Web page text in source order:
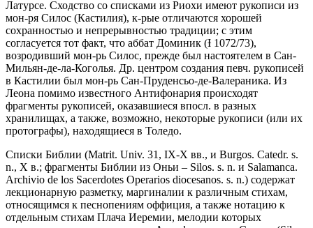
Латурсе. Сходство со списками из Риохи имеют рукописи из
мон-ря Силос (Кастилия), к-рые отличаются хорошей
сохранностью и непрерывностью традиции; с этим
согласуется тот факт, что аббат Доминик (Ɨ 1072/73),
возродивший мон-рь Силос, прежде был настоятелем в Cан-
Мильян-де-ла-Коголья. Др. центром создания певч. рукописей
в Кастилии был мон-рь Сан-Пруденсьо-де-Валераника. Из
Леона помимо известного Антифонария происходят
фрагменты рукописей, оказавшиеся впосл. в разных
хранилищах, а также, возможно, некоторые рукописи (или их
протографы), находящиеся в Толедо.
Списки Библии (Matrit. Univ. 31, IX-X вв., и Burgos. Catedr. s.
n., Х в.; фрагменты Библии из Оньи – Silos. s. n. и Salamanca.
Archivio de los Sacerdotes Operarios diocesanos. s. n.) содержат
лекционарную разметку, маргиналии к различным стихам,
относящимся к песнопениям оффиция, а также нотацию к
отдельным стихам Плача Иеремии, мелодии которых